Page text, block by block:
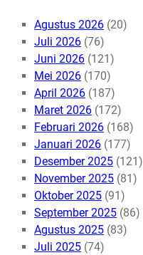
Agustus 2026 (20)
Juli 2026 (76)
Juni 2026 (121)
Mei 2026 (170)
April 2026 (187)
Maret 2026 (172)
Februari 2026 (168)
Januari 2026 (177)
Desember 2025 (121)
November 2025 (81)
Oktober 2025 (91)
September 2025 (86)
Agustus 2025 (83)
Juli 2025 (74)